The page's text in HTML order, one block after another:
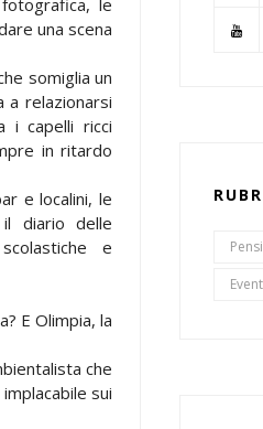
una scena
somiglia un
a relazionarsi
i capelli ricci
in ritardo
e localini, le
diario delle
e
E Olimpia, la
che
sui